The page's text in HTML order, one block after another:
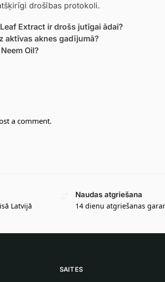
drošības protokoli.
Extract ir drošs jutīgai ādai?
aktīvas aknes gadījumā?
Oil?
a comment.
Latvijā
Naudas atgriešana
14 dienu atgriešanas
SAITES